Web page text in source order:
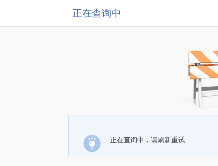
正在查询中
正在查询中，请刷新重试